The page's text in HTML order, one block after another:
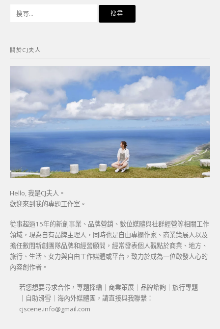
字:
關於CJ夫人
Hello, 我是CJ夫人。
歡迎來到我的專題工作室。
從事超過15年的新創事業、品牌營銷、數位媒體與社群經營等相關工作
領域，現為自有品牌主理人，同時也是自由專欄作家、商業策展人以及
擔任數間新創團隊品牌和經營顧問，經常發表個人觀點於商業、地方、
旅行、生活、女力與自由工作媒體或平台，致力於成為一位啟發人心的
內容創作者。
若您想要尋求合作，專題採編｜商業策展｜品牌諮詢｜旅行專題
｜自助滑雪｜海內外媒體團，請直接與我聯繫：
cjscene.info@gmail.com